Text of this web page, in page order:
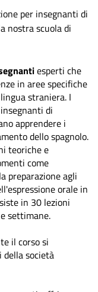
per insegnanti di
nostra scuola di
esperti che
in aree specifiche
straniera. I
di
apprendere i
dello spagnolo.
teoriche e
come
preparazione agli
orale in
in 30 lezioni
settimane.
il corso si
società